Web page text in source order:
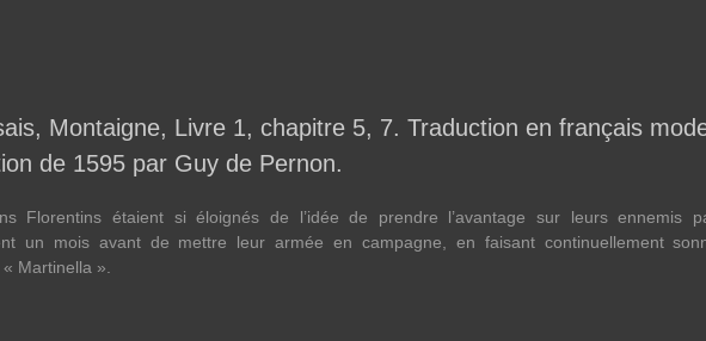
Montaigne, Livre 1, chapitre 5, 7. Traduction en français
de 1595 par Guy de Pernon.
Florentins étaient si éloignés de l’idée de prendre l’avantage sur leurs ennemis
un mois avant de mettre leur armée en campagne, en faisant continuellement
Martinella ».